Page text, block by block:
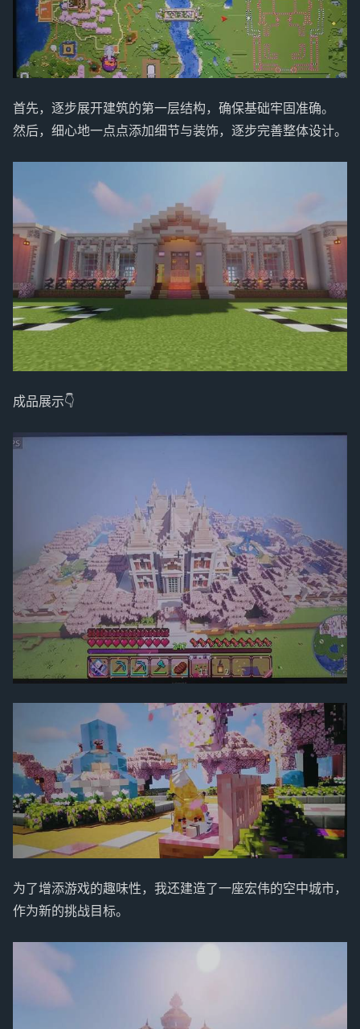
首先，逐步展开建筑的第一层结构，确保基础牢固准确。
然后，细心地一点点添加细节与装饰，逐步完善整体设计。
成品展示👇
为了增添游戏的趣味性，我还建造了一座宏伟的空中城市，
作为新的挑战目标。